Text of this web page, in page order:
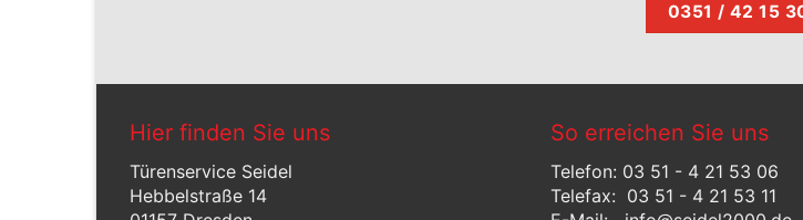
0351 / 42 15
Hier finden Sie uns
Türenservice Seidel
Hebbelstraße 14
So erreichen Sie uns
Telefon: 03 51 - 4 21 53 06
Telefax: 03 51 - 4 21 53 11